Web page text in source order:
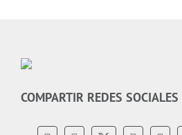
COMPARTIR REDES SOCIALES